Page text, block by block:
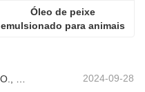
Óleo de peixe
emulsionado para animais
JINAN GSY BIOTECNOLOGIA CO., LTD. participou da Exposição Internacional de Pecuária do Paquistão de 2024 IPEX 2024-09-28